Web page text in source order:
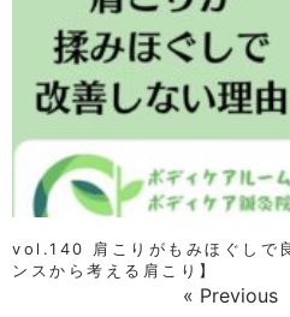
vol.140 肩こりがもみほぐしで
ンスから考える肩こり】
« Previous